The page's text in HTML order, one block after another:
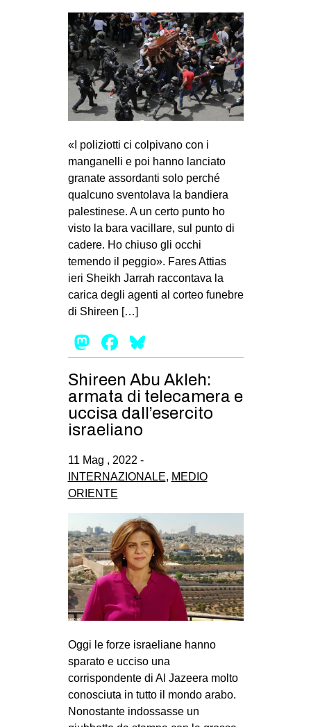
«I poliziotti ci colpivano con i
manganelli e poi hanno lanciato
granate assordanti solo perché
qualcuno sventolava la bandiera
palestinese. A un certo punto ho
visto la bara vacillare, sul punto di
cadere. Ho chiuso gli occhi
temendo il peggio». Fares Attias
ieri Sheikh Jarrah raccontava la
carica degli agenti al corteo funebre
di Shireen […]
Mastodon
Facebook
Shireen Abu Akleh:
armata di telecamera e
uccisa dall’esercito
israeliano
11 Mag , 2022 -
INTERNAZIONALE, MEDIO
ORIENTE
Oggi le forze israeliane hanno
sparato e ucciso una
corrispondente di Al Jazeera molto
conosciuta in tutto il mondo arabo.
Nonostante indossasse un